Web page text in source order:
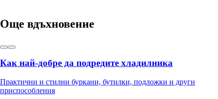
Още вдъхновение
Как най-добре да подредите хладилника
Практични и стилни буркани, бутилки, подложки и други
приспособления